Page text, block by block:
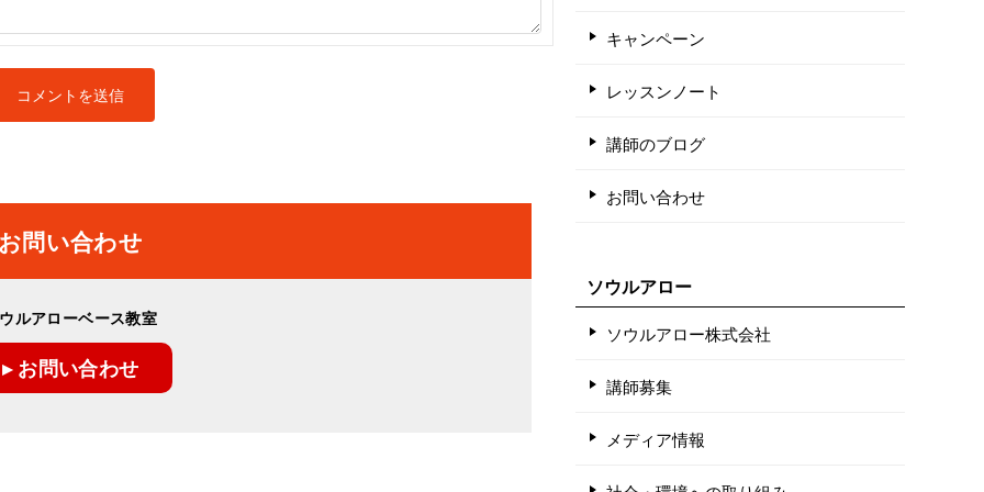
問い合わせ
ルアローベース教室
▸ お問い合わせ
キャンペーン
レッスンノート
講師のブログ
お問い合わせ
ソウルアロー
ソウルアロー株式会社
講師募集
メディア情報